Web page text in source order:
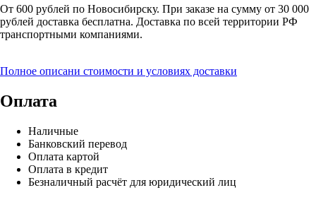
От 600 рублей по Новосибирску. При заказе на сумму от 30 000
рублей доставка бесплатна. Доставка по всей территории РФ
транспортными компаниями.
Полное описани стоимости и условиях доставки
Оплата
Наличные
Банковский перевод
Оплата картой
Оплата в кредит
Безналичный расчёт для юридический лиц